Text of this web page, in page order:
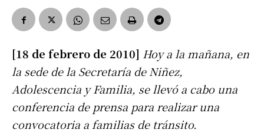
[18 de febrero de 2010] Hoy a la mañana, en
la sede de la Secretaría de Niñez,
Adolescencia y Familia, se llevó a cabo una
conferencia de prensa para realizar una
convocatoria a familias de tránsito.